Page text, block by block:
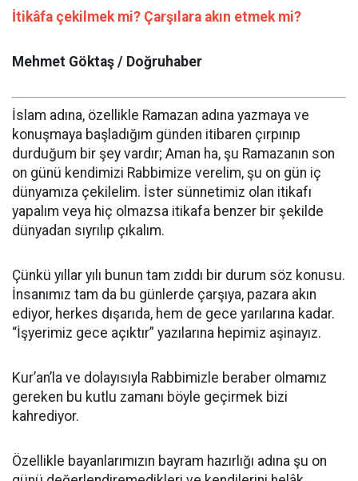
İtikâfa çekilmek mi? Çarşılara akın etmek mi?
Mehmet Göktaş / Doğruhaber
İslam adına, özellikle Ramazan adına yazmaya ve
konuşmaya başladığım günden itibaren çırpınıp
durduğum bir şey vardır; Aman ha, şu Ramazanın son
on günü kendimizi Rabbimize verelim, şu on gün iç
dünyamıza çekilelim. İster sünnetimiz olan itikafı
yapalım veya hiç olmazsa itikafa benzer bir şekilde
dünyadan sıyrılıp çıkalım.
Çünkü yıllar yılı bunun tam zıddı bir durum söz konusu.
İnsanımız tam da bu günlerde çarşıya, pazara akın
ediyor, herkes dışarıda, hem de gece yarılarına kadar.
“İşyerimiz gece açıktır” yazılarına hepimiz aşinayız.
Kur’an’la ve dolayısıyla Rabbimizle beraber olmamız
gereken bu kutlu zamanı böyle geçirmek bizi
kahrediyor.
Özellikle bayanlarımızın bayram hazırlığı adına şu on